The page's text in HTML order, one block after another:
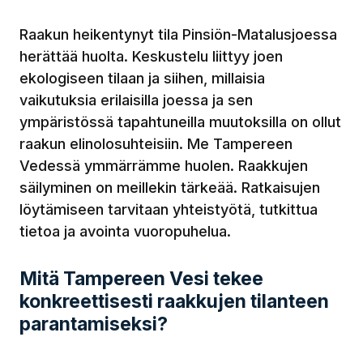
Raakun heikentynyt tila Pinsiön-Matalusjoessa
herättää huolta. Keskustelu liittyy joen
ekologiseen tilaan ja siihen, millaisia
vaikutuksia erilaisilla joessa ja sen
ympäristössä tapahtuneilla muutoksilla on ollut
raakun elinolosuhteisiin. Me Tampereen
Vedessä ymmärrämme huolen. Raakkujen
säilyminen on meillekin tärkeää. Ratkaisujen
löytämiseen tarvitaan yhteistyötä, tutkittua
tietoa ja avointa vuoropuhelua.
Mitä Tampereen Vesi tekee
konkreettisesti raakkujen tilanteen
parantamiseksi?